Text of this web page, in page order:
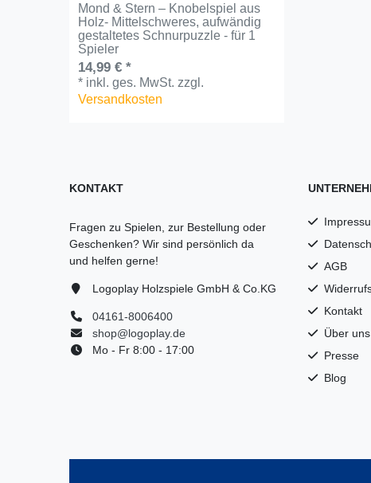
Mond & Stern – Knobelspiel aus
Holz- Mittelschweres, aufwändig
gestaltetes Schnurpuzzle - für 1
Spieler
14,99 € *
* inkl. ges. MwSt. zzgl.
Versandkosten
KONTAKT
Fragen zu Spielen, zur Bestellung oder
Geschenken? Wir sind persönlich da
und helfen gerne!
Logoplay Holzspiele GmbH & Co.KG
04161-8006400
shop@logoplay.de
Mo - Fr 8:00 - 17:00
AGB
Kontakt
Über uns
Presse
Blog